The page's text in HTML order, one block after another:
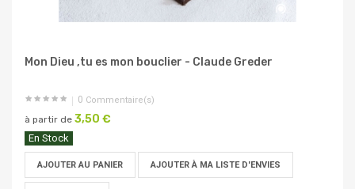
Mon Dieu ,tu es mon bouclier - Claude Greder
0 Commentaire(s)
à partir de 3,50 €
En Stock
AJOUTER AU PANIER AJOUTER À MA LISTE D'ENVIES